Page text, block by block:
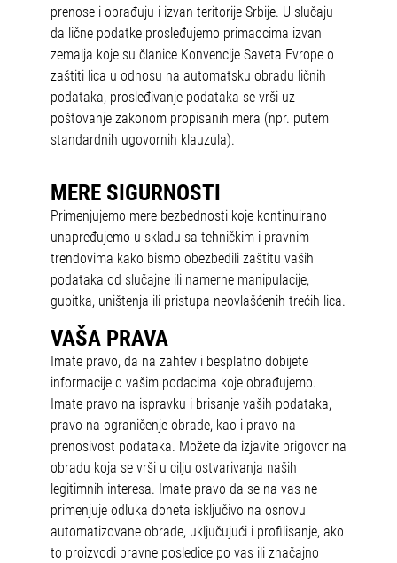
prenose i obrađuju i izvan teritorije Srbije. U slučaju
da lične podatke prosleđujemo primaocima izvan
zemalja koje su članice Konvencije Saveta Evrope o
zaštiti lica u odnosu na automatsku obradu ličnih
podataka, prosleđivanje podataka se vrši uz
poštovanje zakonom propisanih mera (npr. putem
standardnih ugovornih klauzula).
MERE SIGURNOSTI
Primenjujemo mere bezbednosti koje kontinuirano
unapređujemo u skladu sa tehničkim i pravnim
trendovima kako bismo obezbedili zaštitu vaših
podataka od slučajne ili namerne manipulacije,
gubitka, uništenja ili pristupa neovlašćenih trećih lica.
VAŠA PRAVA
Imate pravo, da na zahtev i besplatno dobijete
informacije o vašim podacima koje obrađujemo.
Imate pravo na ispravku i brisanje vaših podataka,
pravo na ograničenje obrade, kao i pravo na
prenosivost podataka. Možete da izjavite prigovor na
obradu koja se vrši u cilju ostvarivanja naših
legitimnih interesa. Imate pravo da se na vas ne
primenjuje odluka doneta isključivo na osnovu
automatizovane obrade, uključujući i profilisanje, ako
to proizvodi pravne posledice po vas ili značajno